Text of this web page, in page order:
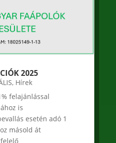
2025
, Hírek
felajánlással
is
esetén adó 1
másold át